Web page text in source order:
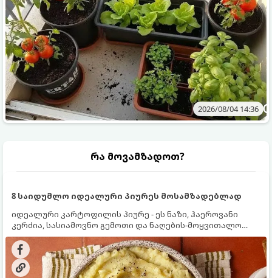
2026/08/04 14:36
რა მოვამზადოთ?
8 საიდუმლო იდეალური პიურეს მოსამზადებლად
იდეალური კარტოფილის პიურე - ეს ნაზი, ჰაეროვანი
კერძია, სასიამოვნო გემოთი და ნაღების-მოყვითალო
ფერით. მისი მომზადება ძალიან მარტივია, მაგრამ
არსებობს რამდენიმე საიდუმლო, რომლებიც უნდა
იცოდეთ, რომ პიურე იდეალურად გემრიელი გამოვიდეს.